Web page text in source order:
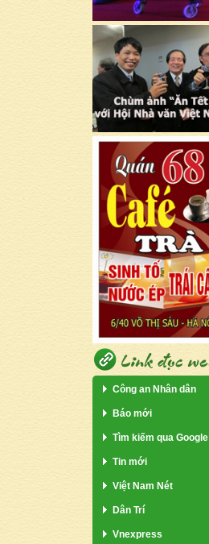
Công an Nhân dân
Báo mới
Tìm kiếm qua Google
Tin mới
Việt Nam Nét
Dân Trí
Vnexpress